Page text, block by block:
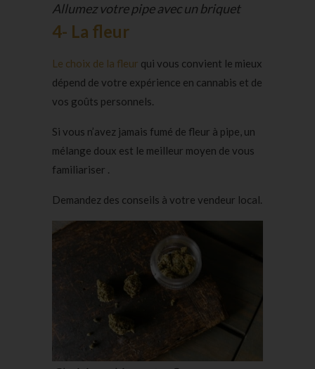
Allumez votre pipe avec un briquet
4- La fleur
Le choix de la fleur qui vous convient le mieux
dépend de votre expérience en cannabis et de
vos goûts personnels.
Si vous n’avez jamais fumé de fleur à pipe, un
mélange doux est le meilleur moyen de vous
familiariser .
Demandez des conseils à votre vendeur local.